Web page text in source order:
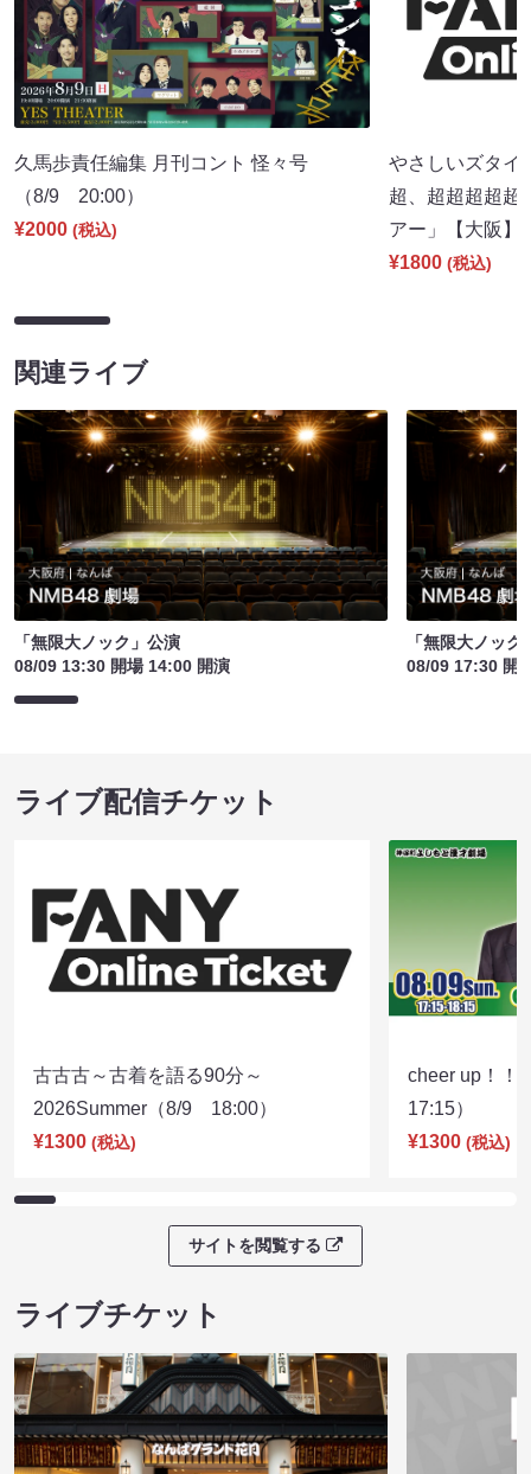
久馬歩責任編集 月刊コント 怪々号
（8/9 20:00）
¥2000 (税込)
やさしいズタイ
超、超超超超超
アー」【大阪
¥1800 (税込)
関連ライブ
「無限大ノック」公演
08/09 13:30 開場 14:00 開演
「無限大ノック
08/09 17:30 開
ライブ配信チケット
古古古～古着を語る90分～
2026Summer（8/9 18:00）
¥1300 (税込)
cheer up！
17:15）
¥1300 (税込)
サイトを閲覧する
ライブチケット